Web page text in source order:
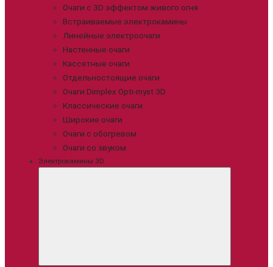
Очаги с 3D эффектом живого огня
Встраиваемые электрокамины
Линейные электроочаги
Настенные очаги
Кассетные очаги
Отдельностоящие очаги
Очаги Dimplex Opti-myst 3D
Классические очаги
Широкие очаги
Очаги с обогревом
Очаги со звуком
Электрокамины 3D